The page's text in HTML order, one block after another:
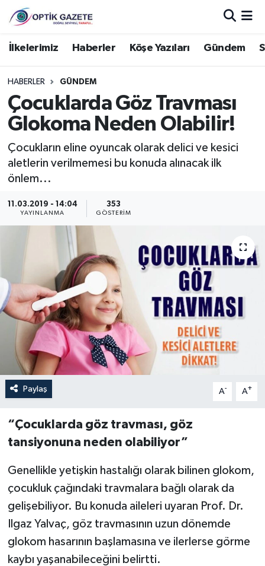
İlkelerimiz Haberler Köşe Yazıları Gündem
HABERLER GÜNDEM
Çocuklarda Göz Travması
Glokoma Neden Olabilir!
Çocukların eline oyuncak olarak delici ve kesici
aletlerin verilmemesi bu konuda alınacak ilk
önlem...
11.03.2019 - 14:04
YAYINLANMA
353
GÖSTERIM
Paylaş A- A+
“Çocuklarda göz travması, göz
tansiyonuna neden olabiliyor”
Genellikle yetişkin hastalığı olarak bilinen glokom,
çocukluk çağındaki travmalara bağlı olarak da
gelişebiliyor. Bu konuda aileleri uyaran Prof. Dr.
Ilgaz Yalvaç, göz travmasının uzun dönemde
glokom hasarının başlamasına ve ilerlerse görme
kaybı yaşanabileceğini belirtti.
Nöbetçi Eczaneler
Hava Durumu
İstanbul Namaz Vakitleri
Süper Lig Puan Durumu ve Fikstür
Son Dakika Haberleri
Haber Arşivi